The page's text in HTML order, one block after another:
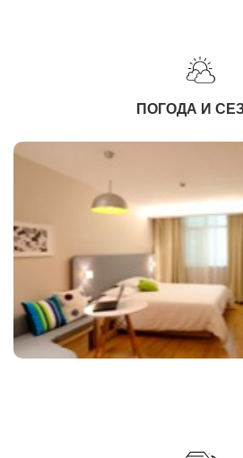
ПОГОДА И